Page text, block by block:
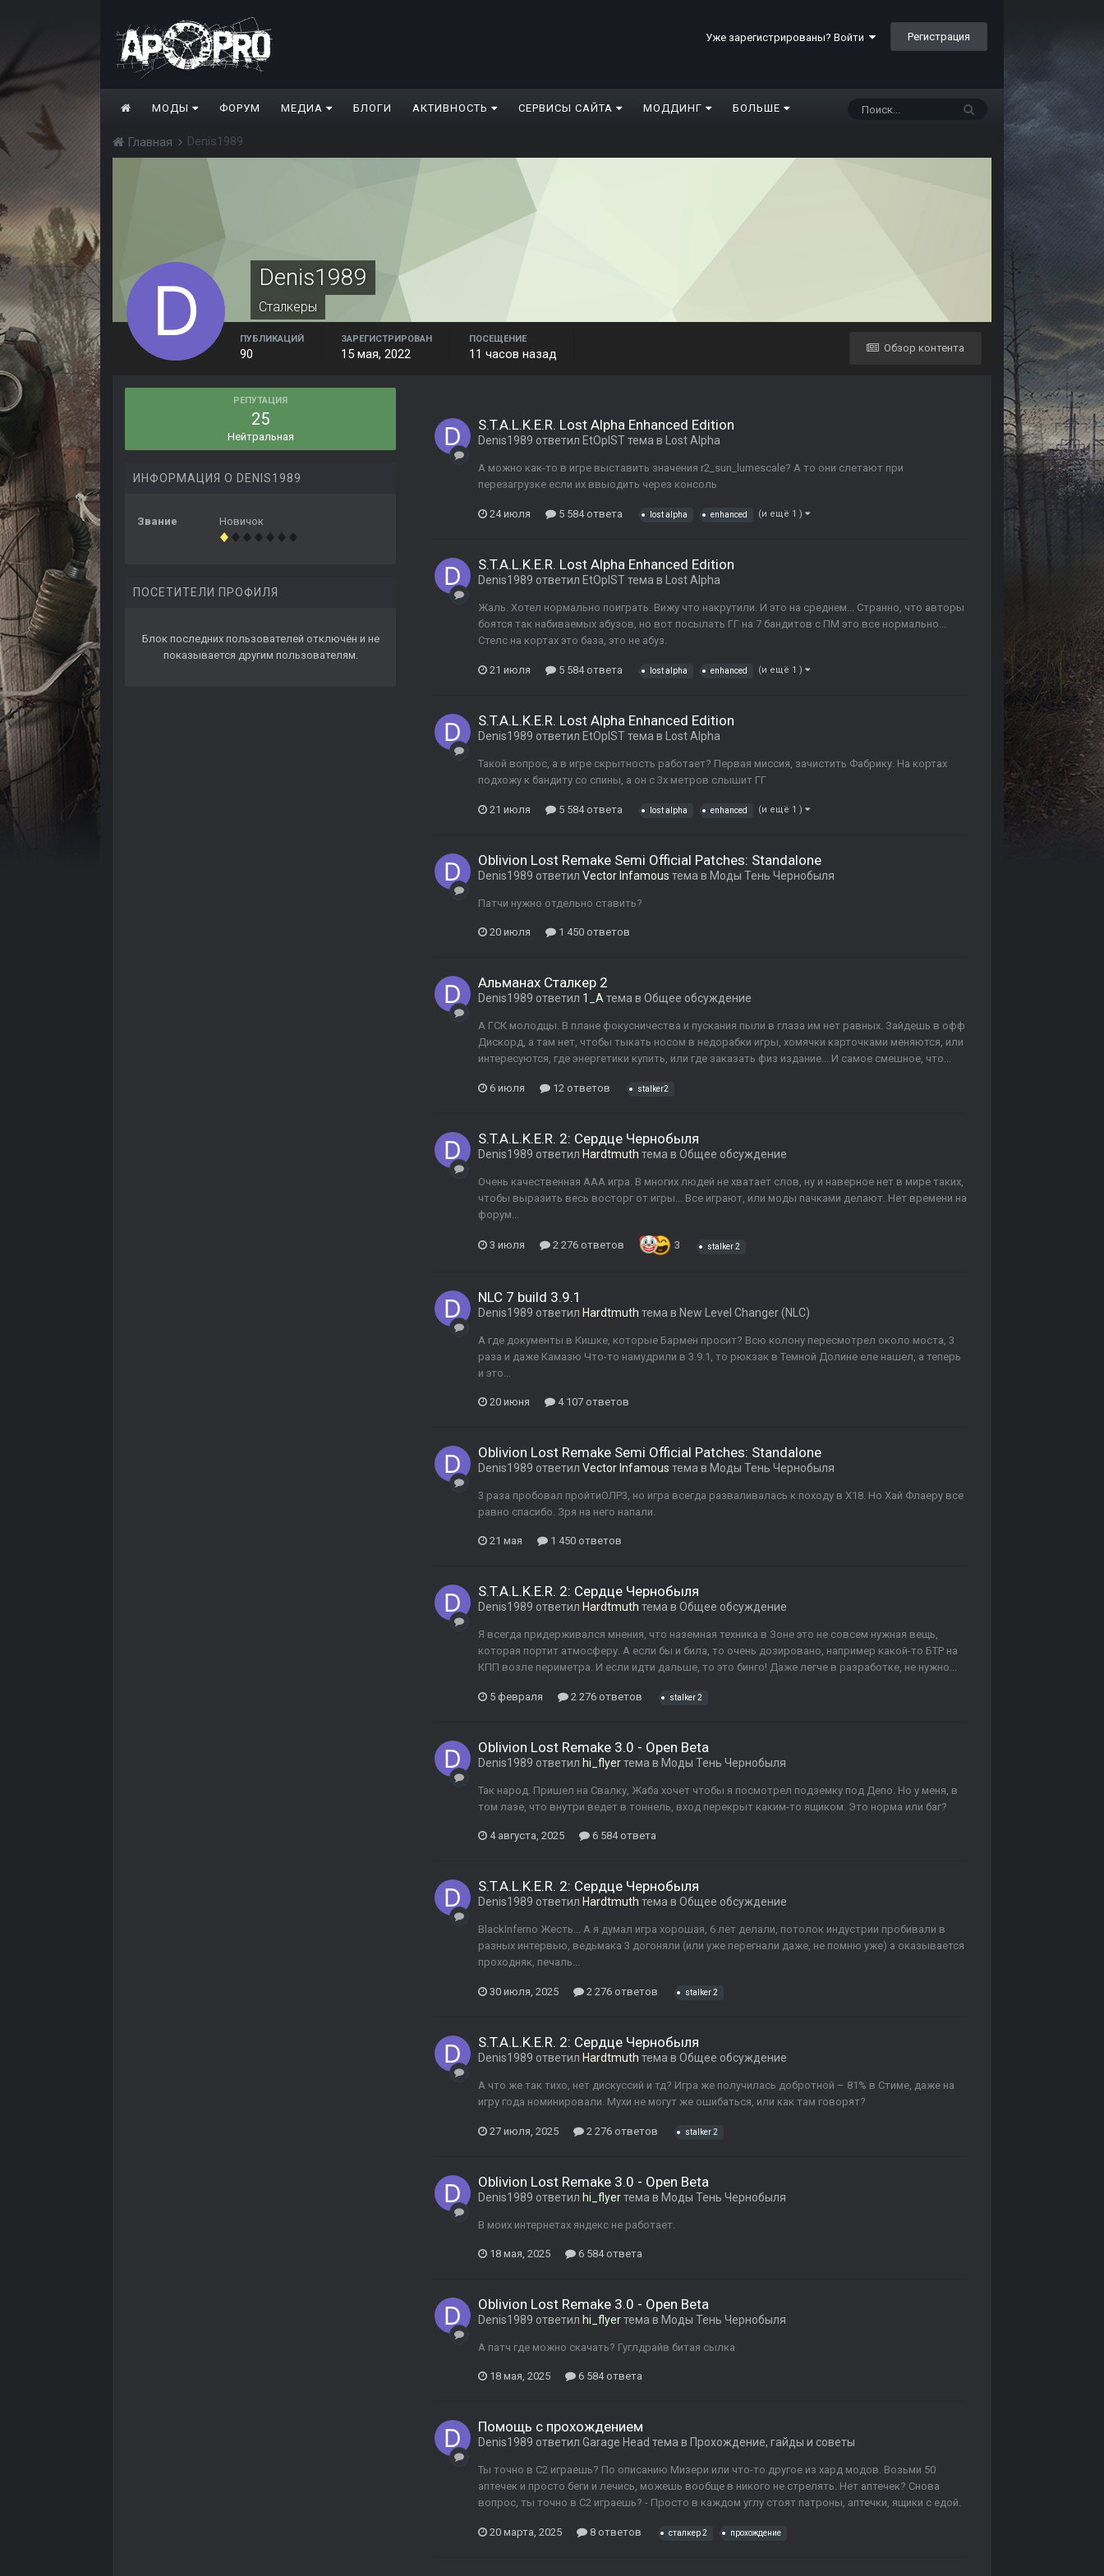
Уже зарегистрированы? Войти Регистрация
МОДЫ ФОРУМ МЕДИА БЛОГИ АКТИВНОСТЬ СЕРВИСЫ САЙТА МОДДИНГ БОЛЬШЕ
Главная Denis1989
Denis1989
Сталкеры
Обзор контента
ПУБЛИКАЦИЙ
90
ЗАРЕГИСТРИРОВАН
15 мая, 2022
ПОСЕЩЕНИЕ
11 часов назад
РЕПУТАЦИЯ
25
Нейтральная
ИНФОРМАЦИЯ О DENIS1989
Звание Новичок
ПОСЕТИТЕЛИ ПРОФИЛЯ
Блок последних пользователей отключён и не
показывается другим пользователям.
S.T.A.L.K.E.R. Lost Alpha Enhanced Edition
Denis1989 ответил EtOpISTтема в Lost Alpha
А можно как-то в игре выставить значения r2_sun_lumescale? А то они слетают при
перезагрузке если их ввыодить через консоль
24 июля 5 584 ответа lost alpha enhanced (и ещё 1 )
S.T.A.L.K.E.R. Lost Alpha Enhanced Edition
Denis1989 ответил EtOpISTтема в Lost Alpha
Жаль. Хотел нормально поиграть. Вижу что накрутили. И это на среднем... Странно, что авторы
боятся так набиваемых абузов, но вот посылать ГГ на 7 бандитов с ПМ это все нормально...
Стелс на кортах это база, это не абуз.
21 июля 5 584 ответа lost alpha enhanced (и ещё 1 )
S.T.A.L.K.E.R. Lost Alpha Enhanced Edition
Denis1989 ответил EtOpISTтема в Lost Alpha
Такой вопрос, а в игре скрытность работает? Первая миссия, зачистить Фабрику. На кортах
подхожу к бандиту со спины, а он с 3х метров слышит ГГ
21 июля 5 584 ответа lost alpha enhanced (и ещё 1 )
Oblivion Lost Remake Semi Official Patches: Standalone
Denis1989 ответил Vector Infamous тема в Моды Тень Чернобыля
Патчи нужно отдельно ставить?
20 июля 1 450 ответов
Альманах Сталкер 2
Denis1989 ответил 1_A тема в Общее обсуждение
А ГСК молодцы. В плане фокусничества и пускания пыли в глаза им нет равных. Зайдешь в офф
Дискорд, а там нет, чтобы тыкать носом в недорабки игры, хомячки карточками меняются, или
интересуются, где энергетики купить, или где заказать физ издание... И самое смешное, что...
6 июля 12 ответов stalker2
S.T.A.L.K.E.R. 2: Сердце Чернобыля
Denis1989 ответил Hardtmuth тема в Общее обсуждение
Очень качественная ААА игра. В многих людей не хватает слов, ну и наверное нет в мире таких,
чтобы выразить весь восторг от игры... Все играют, или моды пачками делают. Нет времени на
форум...
3 июля 2 276 ответов 3 stalker 2
NLC 7 build 3.9.1
Denis1989 ответил Hardtmuth тема в New Level Changer (NLC)
А где документы в Кишке, которые Бармен просит? Всю колону пересмотрел около моста, 3
раза и даже Камазю Что-то намудрили в 3.9.1, то рюкзак в Темной Долине еле нашел, а теперь
и это...
20 июня 4 107 ответов
Oblivion Lost Remake Semi Official Patches: Standalone
Denis1989 ответил Vector Infamous тема в Моды Тень Чернобыля
3 раза пробовал пройтиОЛР3, но игра всегда разваливалась к походу в Х18. Но Хай Флаеру все
равно спасибо. Зря на него напали.
21 мая 1 450 ответов
S.T.A.L.K.E.R. 2: Сердце Чернобыля
Denis1989 ответил Hardtmuth тема в Общее обсуждение
Я всегда придерживался мнения, что наземная техника в Зоне это не совсем нужная вещь,
которая портит атмосферу. А если бы и била, то очень дозировано, например какой-то БТР на
КПП возле периметра. И если идти дальше, то это бинго! Даже легче в разработке, не нужно...
5 февраля 2 276 ответов stalker 2
Oblivion Lost Remake 3.0 - Open Beta
Denis1989 ответил hi_flyerтема в Моды Тень Чернобыля
Так народ. Пришел на Свалку, Жаба хочет чтобы я посмотрел подземку под Депо. Но у меня, в
том лазе, что внутри ведет в тоннель, вход перекрыт каким-то ящиком. Это норма или баг?
4 августа, 2025 6 584 ответа
S.T.A.L.K.E.R. 2: Сердце Чернобыля
Denis1989 ответил Hardtmuth тема в Общее обсуждение
BlackInferno Жесть... А я думал игра хорошая, 6 лет делали, потолок индустрии пробивали в
разных интервью, ведьмака 3 догоняли (или уже перегнали даже, не помню уже) а оказывается
проходняк, печаль...
30 июля, 2025 2 276 ответов stalker 2
S.T.A.L.K.E.R. 2: Сердце Чернобыля
Denis1989 ответил Hardtmuth тема в Общее обсуждение
А что же так тихо, нет дискуссий и тд? Игра же получилась добротной – 81% в Стиме, даже на
игру года номинировали. Мухи не могут же ошибаться, или как там говорят?
27 июля, 2025 2 276 ответов stalker 2
Oblivion Lost Remake 3.0 - Open Beta
Denis1989 ответил hi_flyerтема в Моды Тень Чернобыля
В моих интернетах яндекс не работает.
18 мая, 2025 6 584 ответа
Oblivion Lost Remake 3.0 - Open Beta
Denis1989 ответил hi_flyerтема в Моды Тень Чернобыля
А патч где можно скачать? Гуглдрайв битая сылка
18 мая, 2025 6 584 ответа
Помощь с прохождением
Denis1989 ответил Garage Head тема в Прохождение, гайды и советы
Ты точно в С2 играешь? По описанию Мизери или что-то другое из хард модов. Возьми 50
аптечек и просто беги и лечись, можешь вообще в никого не стрелять. Нет аптечек? Снова
вопрос, ты точно в С2 играешь? - Просто в каждом углу стоят патроны, аптечки, ящики с едой.
20 марта, 2025 8 ответов сталкер 2 прохождение